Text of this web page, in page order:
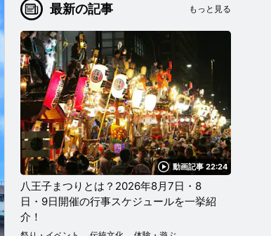
最新の記事 もっと見る
動画記事 22:24
八王子まつりとは？2026年8月7日・8
日・9日開催の行事スケジュールを一挙紹
介！